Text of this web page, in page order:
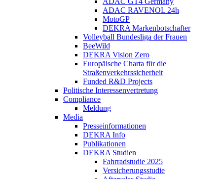
ADAC RAVENOL 24h
MotoGP
DEKRA Markenbotschafter
Volleyball Bundesliga der Frauen
BeeWild
DEKRA Vision Zero
Europäische Charta für die
Straßenverkehrssicherheit
Funded R&D Projects
Politische Interessenvertretung
Compliance
Meldung
Media
Presseinformationen
DEKRA Info
Publikationen
DEKRA Studien
Fahrradstudie 2025
Versicherungsstudie